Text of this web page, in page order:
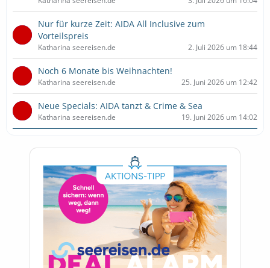
Nur für kurze Zeit: AIDA All Inclusive zum
Vorteilspreis
Katharina seereisen.de 2. Juli 2026 um 18:44
Noch 6 Monate bis Weihnachten!
Katharina seereisen.de 25. Juni 2026 um 12:42
Neue Specials: AIDA tanzt & Crime & Sea
Katharina seereisen.de 19. Juni 2026 um 14:02